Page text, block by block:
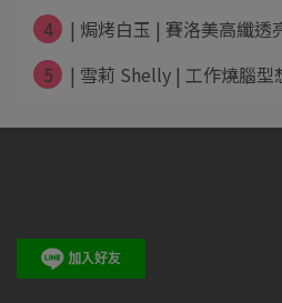
4
| 焗烤白玉 | 賽洛美高纖
5
| 雪莉 Shelly | 工作燒腦